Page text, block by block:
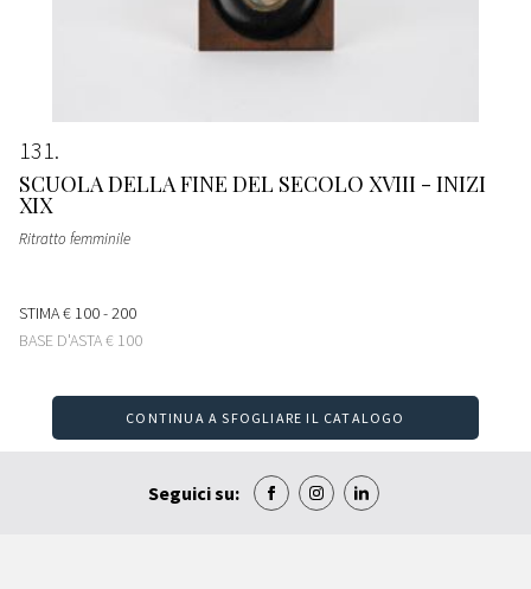
131
SCUOLA DELLA FINE DEL SECOLO XVIII - INIZI
XIX
Ritratto femminile
STIMA€ 100 - 200
BASE D'ASTA€ 100
CONTINUA A SFOGLIARE IL CATALOGO
Seguici su: